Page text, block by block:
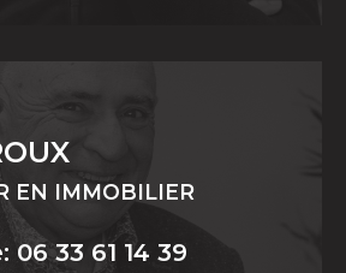
EN IMMOBILIER
06 33 61 14 39